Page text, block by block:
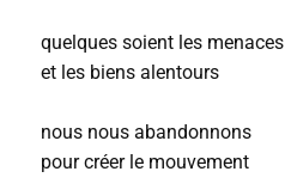
quelques soient les menaces
et les biens alentours
nous nous abandonnons
pour créer le mouvement